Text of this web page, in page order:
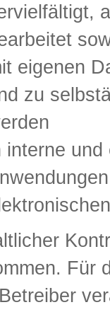
eigenen
zu
interne
Für